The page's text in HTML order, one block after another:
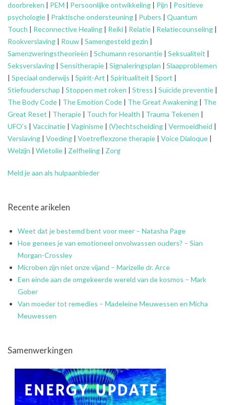
doorbreken | PEM | Persoonlijke ontwikkeling | Pijn | Positieve
psychologie | Praktische ondersteuning | Pubers | Quantum
Touch | Reconnective Healing | Reiki | Relatie | Relatiecounseling |
Rookverslaving | Rouw | Samengesteld gezin |
Samenzweringstheorieën | Schumann resonantie | Seksualiteit |
Seksverslaving | Sensitherapie | Signaleringsplan | Slaapproblemen
| Speciaal onderwijs | Spirit-Art | Spiritualiteit | Sport |
Stiefouderschap | Stoppen met roken | Stress | Suïcide preventie |
The Body Code | The Emotion Code | The Great Awakening | The
Great Reset | Therapie | Touch for Health | Trauma Tekenen |
UFO’s | Vaccinatie | Vaginisme | (V)echtscheiding | Vermoeidheid |
Verslaving | Voeding | Voetreflexzone therapie | Voice Dialoque |
Welzijn | Wietolie | Zelfheling | Zorg
Meld je aan als hulpaanbieder
Recente arikelen
Weet dat je bestemd bent voor meer – Natasha Page
Hoe genees je van emotioneel onvolwassen ouders? – Sian
Morgan-Crossley
Microben zijn niet onze vijand – Marizelle dr. Arce
Een einde aan de omgekeerde wereld van de kosmos – Mark
Gober
Van moeder tot remedies – Madeleine Meuwessen en Micha
Meuwessen
Samenwerkingen